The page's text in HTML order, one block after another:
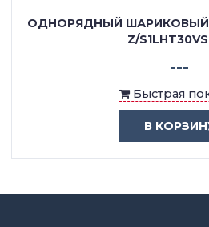
ОДНОРЯДНЫЙ
Z/
---
Быстрая
В